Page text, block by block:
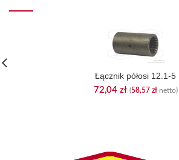
Łącznik półosi 12.1-5
72,04 zł (58,57 złnetto)